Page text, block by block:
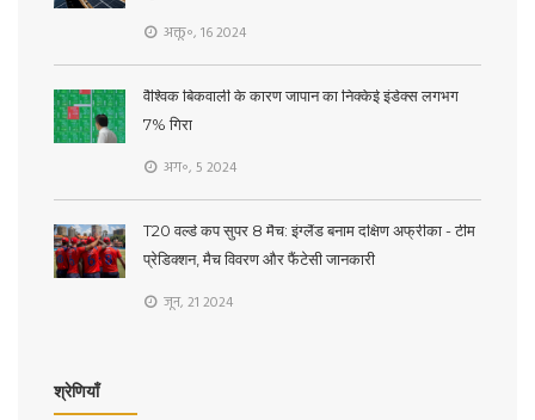
अक्तू॰, 16 2024
वैश्विक बिकवाली के कारण जापान का निक्केई इंडेक्स लगभग
7% गिरा
अग॰, 5 2024
T20 वर्ल्ड कप सुपर 8 मैच: इंग्लैंड बनाम दक्षिण अफ्रीका - टीम
प्रेडिक्शन, मैच विवरण और फैंटेसी जानकारी
जून, 21 2024
श्रेणियाँ